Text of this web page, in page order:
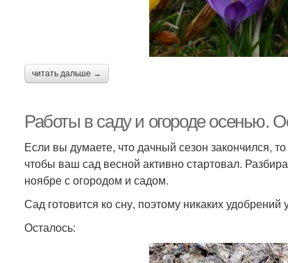
читать дальше →
Работы в саду и огороде осенью.
Если вы думаете, что дачный сезон закончился,
чтобы ваш сад весной активно стартовал.
ноябре с огородом и садом.
Сад готовится ко сну, поэтому никаких
Осталось: